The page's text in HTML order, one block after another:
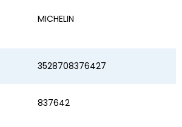
MICHELIN
3528708376427
837642